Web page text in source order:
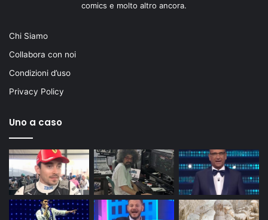
comics e molto altro ancora.
Chi Siamo
Collabora con noi
Condizioni d’uso
Privacy Policy
Uno a caso